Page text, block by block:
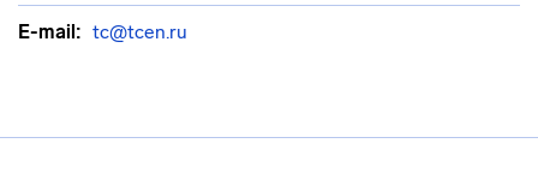
E-mail: tc@tcen.ru